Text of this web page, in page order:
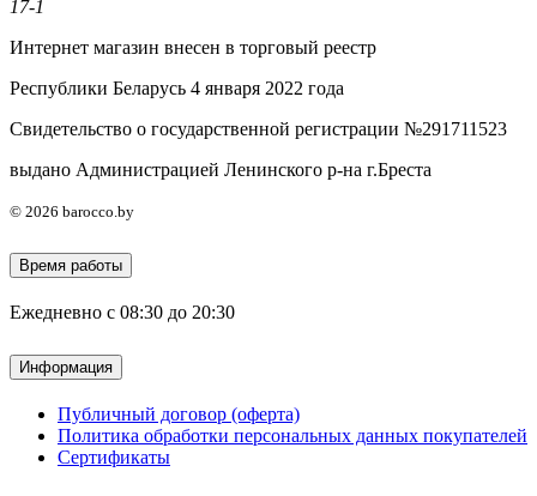
17-1
Интернет магазин внесен в торговый реестр
Республики Беларусь 4 января 2022 года
Свидетельство о государственной регистрации №291711523
выдано Администрацией Ленинского р-на г.Бреста
© 2026 barocco.by
Время работы
Ежедневно с 08:30 до 20:30
Информация
Публичный договор (оферта)
Политика обработки персональных данных покупателей
Сертификаты